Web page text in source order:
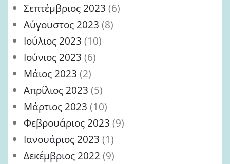
Σεπτέμβριος 2023 (6)
Αύγουστος 2023 (8)
Ιούλιος 2023 (10)
Ιούνιος 2023 (6)
Μάιος 2023 (2)
Απρίλιος 2023 (5)
Μάρτιος 2023 (10)
Φεβρουάριος 2023 (9)
Ιανουάριος 2023 (1)
Δεκέμβριος 2022 (9)